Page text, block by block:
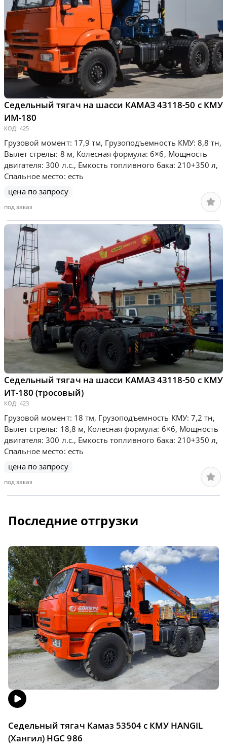
Седельный тягач на шасси КАМАЗ 43118-50 с КМУ
ИМ-180
КОД: 425
Грузовой момент: 17,9 тм, Грузоподъемность КМУ: 8,8 тн,
Вылет стрелы: 8 м, Колесная формула: 6×6, Мощность
двигателя: 300 л.с., Емкость топливного бака: 210+350 л,
Спальное место: есть
цена по запросу
под заказ
Седельный тягач на шасси КАМАЗ 43118-50 с КМУ
ИТ-180 (тросовый)
КОД: 423
Грузовой момент: 18 тм, Грузоподъемность КМУ: 7,2 тн,
Вылет стрелы: 18,8 м, Колесная формула: 6×6, Мощность
двигателя: 300 л.с., Емкость топливного бака: 210+350 л,
Спальное место: есть
цена по запросу
под заказ
Последние отгрузки
Седельный тягач Камаз 53504 с КМУ HANGIL
(Хангил) HGC 986